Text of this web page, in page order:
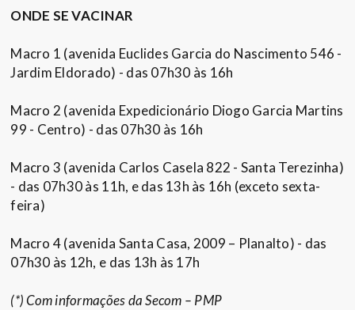
ONDE SE VACINAR
Macro 1 (avenida Euclides Garcia do Nascimento 546 -
Jardim Eldorado) - das 07h30 às 16h
Macro 2 (avenida Expedicionário Diogo Garcia Martins
99 - Centro) - das 07h30 às 16h
Macro 3 (avenida Carlos Casela 822 - Santa Terezinha)
- das 07h30 às 11h, e das 13h às 16h (exceto sexta-
feira)
Macro 4 (avenida Santa Casa, 2009 – Planalto) - das
07h30 às 12h, e das 13h às 17h
(*) Com informações da Secom – PMP